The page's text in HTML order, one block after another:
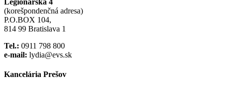
(korešpondenčná adresa)
P.O.BOX 104,
814 99 Bratislava 1
Tel.: 0911 798 800
e-mail: lydia@evs.sk
Kancelária Prešov